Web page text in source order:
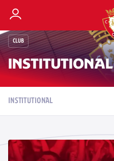
CLUB
INSTITUTIONAL
INSTITUTIONAL